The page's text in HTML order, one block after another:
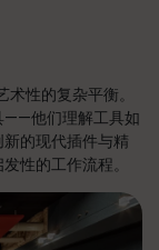
性的复杂平衡。
——他们理解工具如
的现代插件与精
性的工作流程。